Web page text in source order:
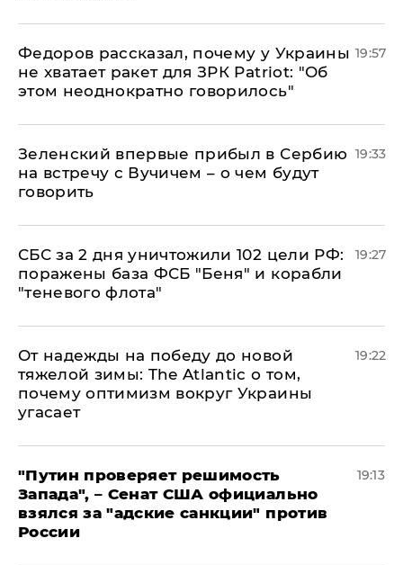
Федоров рассказал, почему у Украины
не хватает ракет для ЗРК Patriot: "Об
этом неоднократно говорилось"
19:57
Зеленский впервые прибыл в Сербию
на встречу с Вучичем – о чем будут
говорить
19:33
СБС за 2 дня уничтожили 102 цели РФ:
поражены база ФСБ "Беня" и корабли
"теневого флота"
19:27
От надежды на победу до новой
тяжелой зимы: The Atlantic о том,
почему оптимизм вокруг Украины
угасает
19:22
"Путин проверяет решимость
Запада", – Сенат США официально
взялся за "адские санкции" против
России
19:13